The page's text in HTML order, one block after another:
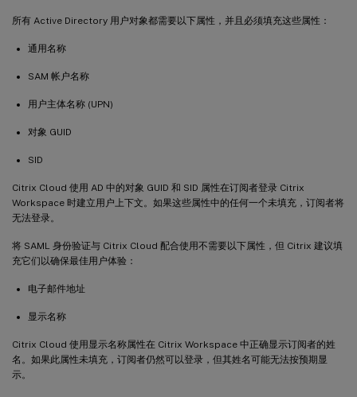
所有 Active Directory 用户对象都需要以下属性，并且必须填充这些属性：
通用名称
SAM 帐户名称
用户主体名称 (UPN)
对象 GUID
SID
Citrix Cloud 使用 AD 中的对象 GUID 和 SID 属性在订阅者登录 Citrix
Workspace 时建立用户上下文。如果这些属性中的任何一个未填充，订阅者将
无法登录。
将 SAML 身份验证与 Citrix Cloud 配合使用不需要以下属性，但 Citrix 建议填
充它们以确保最佳用户体验：
电子邮件地址
显示名称
Citrix Cloud 使用显示名称属性在 Citrix Workspace 中正确显示订阅者的姓
名。如果此属性未填充，订阅者仍然可以登录，但其姓名可能无法按预期显
示。